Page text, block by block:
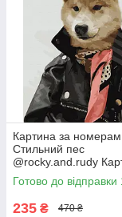
Картина за
Стильний пес
@rocky.and.rudy
цифрах на полотні
з номерами 40*50см
Готово до відправки
235 ₴ 470 ₴